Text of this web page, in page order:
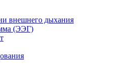
внешнего дыхания
(ЭЭГ)